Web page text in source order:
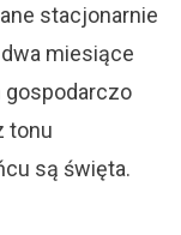
stacjonarnie
miesiące
gospodarczo
tonu
są święta.